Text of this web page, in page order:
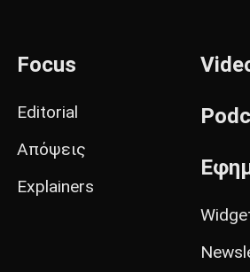
Focus
Editorial
Απόψεις
Explainers